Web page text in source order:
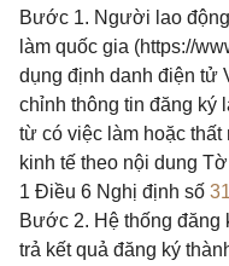
Bước 1. Người lao
làm quốc gia (https://
dụng định danh điện tử
chỉnh thông tin đăng ký
từ có việc làm hoặc
kinh tế theo nội dung
1 Điều 6 Nghị định số
Bước 2. Hệ thống đăng
trả kết quả đăng ký